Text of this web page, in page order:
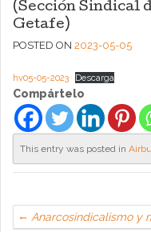
(Sección Sindical
Getafe)
POSTED ON 2023-05-05
hv05-05-2023 Descarga
Compártelo
This entry was posted in
Anarcosindicalismo y